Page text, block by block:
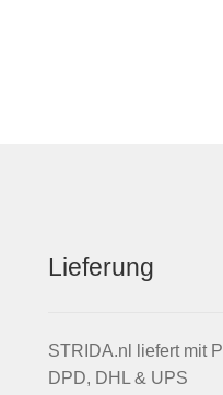
Lieferung
STRIDA.nl liefert mit
DPD, DHL & UPS